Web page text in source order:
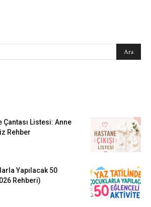
Çantası Listesi: Anne
Rehber
Yapılacak 50
Rehberi)